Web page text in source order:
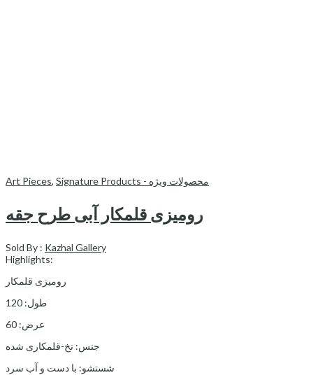
Art Pieces, Signature Products - محصولات ویژه
رومیزی قلمکار آبی طرح جقه
Sold By : Kazhal Gallery
Highlights:
رومیزی قلمکار
طول: 120
عرض: 60
جنس: نخ-قلمکاری شده
شستشو: با دست و آب سرد